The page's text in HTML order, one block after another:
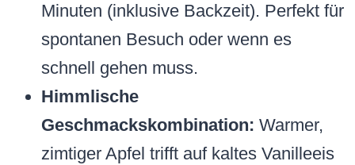
Minuten (inklusive Backzeit). Perfekt für
spontanen Besuch oder wenn es
schnell gehen muss.
Himmlische
Geschmackskombination: Warmer,
zimtiger Apfel trifft auf kaltes Vanilleeis